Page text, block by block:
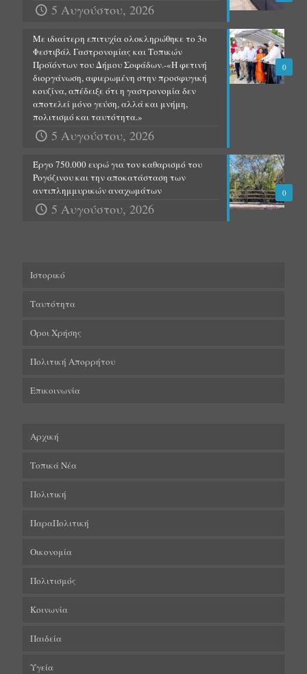
5 Αυγούστου, 2026
0
Με ιδιαίτερη επιτυχία ολοκληρώθηκε το 3ο
Φεστιβάλ Γαστρονομίας και Τοπικών
Προϊόντων του Δήμου Σοφάδων.-«Η φετινή
διοργάνωση, αφιερωμένη στην προσφυγική
κουζίνα, απέδειξε ότι η γαστρονομία δεν
αποτελεί μόνο γεύση, αλλά και μνήμη,
πολιτισμό και ταυτότητα.»
5 Αυγούστου, 2026
0
Έργο 750.000 ευρώ για τον καθαρισμό του
Ρογόζινου και την αποκατάσταση των
αντιπλημμυρικών αναχωμάτων
5 Αυγούστου, 2026
Ιστορικό
Ταυτότητα
Όροι Χρήσης
Πολιτική Απορρήτου
Επικοινωνία
Αρχική
Τοπικά Νέα
Πολιτική
ΠαραΠολιτική
Οικονομία
Πολιτισμός
Κοινωνία
Παιδεία
Υγεία